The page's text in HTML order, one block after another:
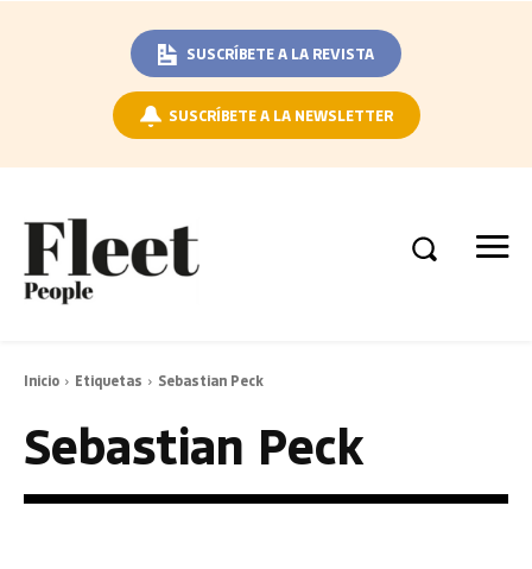
SUSCRÍBETE A LA REVISTA
SUSCRÍBETE A LA NEWSLETTER
Inicio Etiquetas Sebastian Peck
Sebastian Peck